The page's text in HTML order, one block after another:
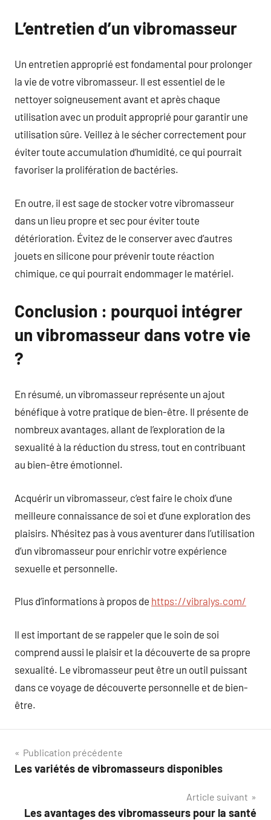
L’entretien d’un vibromasseur
Un entretien approprié est fondamental pour prolonger
la vie de votre vibromasseur. Il est essentiel de le
nettoyer soigneusement avant et après chaque
utilisation avec un produit approprié pour garantir une
utilisation sûre. Veillez à le sécher correctement pour
éviter toute accumulation d’humidité, ce qui pourrait
favoriser la prolifération de bactéries.
En outre, il est sage de stocker votre vibromasseur
dans un lieu propre et sec pour éviter toute
détérioration. Évitez de le conserver avec d’autres
jouets en silicone pour prévenir toute réaction
chimique, ce qui pourrait endommager le matériel.
Conclusion : pourquoi intégrer
un vibromasseur dans votre vie
?
En résumé, un vibromasseur représente un ajout
bénéfique à votre pratique de bien-être. Il présente de
nombreux avantages, allant de l’exploration de la
sexualité à la réduction du stress, tout en contribuant
au bien-être émotionnel.
Acquérir un vibromasseur, c’est faire le choix d’une
meilleure connaissance de soi et d’une exploration des
plaisirs. N’hésitez pas à vous aventurer dans l’utilisation
d’un vibromasseur pour enrichir votre expérience
sexuelle et personnelle.
Plus d’informations à propos de https://vibralys.com/
Il est important de se rappeler que le soin de soi
comprend aussi le plaisir et la découverte de sa propre
sexualité. Le vibromasseur peut être un outil puissant
dans ce voyage de découverte personnelle et de bien-
être.
Navigation
de
Publication précédente
Les variétés de vibromasseurs disponibles
Article suivant
Les avantages des vibromasseurs pour la santé